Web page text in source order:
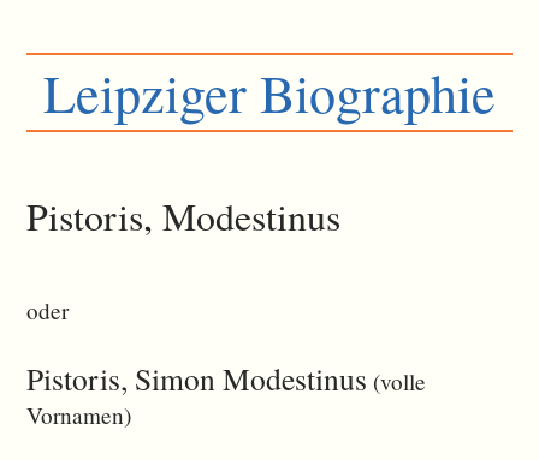
Leipziger Biographie
Pistoris, Modestinus
oder
Pistoris, Simon Modestinus (volle
Vornamen)